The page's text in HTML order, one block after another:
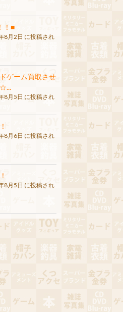
！■
8月2日 に投稿され
ゲーム買取させ
8月5日 に投稿され
8月6日 に投稿され
8月5日 に投稿され